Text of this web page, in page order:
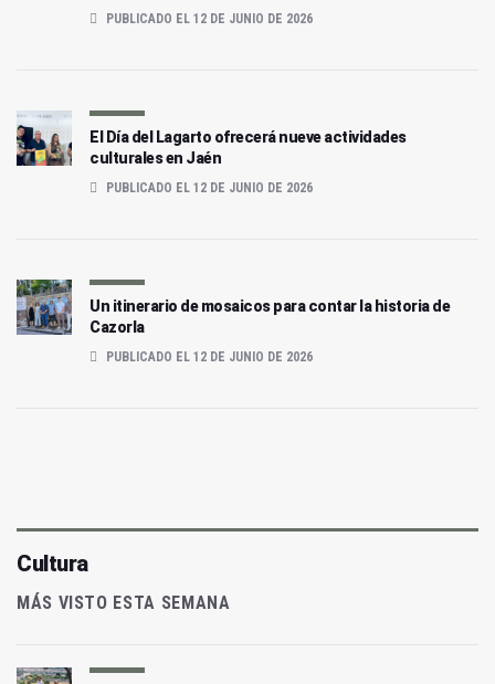
PUBLICADO EL 12 DE JUNIO DE 2026
El Día del Lagarto ofrecerá nueve actividades
culturales en Jaén
PUBLICADO EL 12 DE JUNIO DE 2026
Un itinerario de mosaicos para contar la historia de
Cazorla
PUBLICADO EL 12 DE JUNIO DE 2026
Cultura
MÁS VISTO ESTA SEMANA